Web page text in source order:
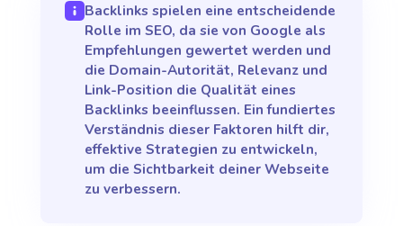
Backlinks spielen eine entscheidende
Rolle im SEO, da sie von Google als
Empfehlungen gewertet werden und
die Domain-Autorität, Relevanz und
Link-Position die Qualität eines
Backlinks beeinflussen. Ein fundiertes
Verständnis dieser Faktoren hilft dir,
effektive Strategien zu entwickeln,
um die Sichtbarkeit deiner Webseite
zu verbessern.